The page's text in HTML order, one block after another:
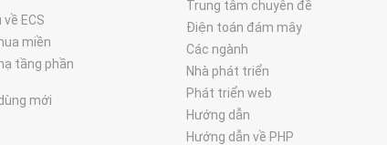
ECS
miền
tầng phần
mới
Trung tâm chuyên đề
Điện toán đám mây
Các ngành
Nhà phát triển
Phát triển web
Hướng dẫn
Hướng dẫn về PHP